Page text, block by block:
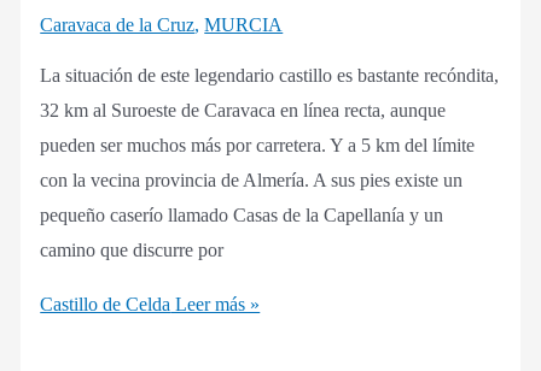
Caravaca de la Cruz,MURCIA
La situación de este legendario castillo es bastante recóndita,
32 km al Suroeste de Caravaca en línea recta, aunque
pueden ser muchos más por carretera. Y a 5 km del límite
con la vecina provincia de Almería. A sus pies existe un
pequeño caserío llamado Casas de la Capellanía y un
camino que discurre por
Castillo de Celda Leer más »